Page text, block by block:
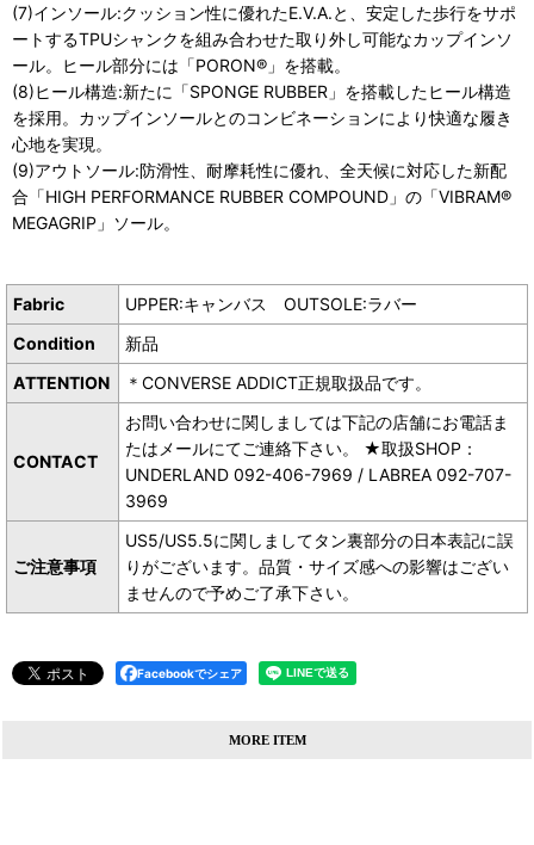
(7)インソール:クッション性に優れたE.V.A.と、安定した歩行をサポ
ートするTPUシャンクを組み合わせた取り外し可能なカップインソ
ール。ヒール部分には「PORON®」を搭載。
(8)ヒール構造:新たに「SPONGE RUBBER」を搭載したヒール構造
を採用。カップインソールとのコンビネーションにより快適な履き
心地を実現。
(9)アウトソール:防滑性、耐摩耗性に優れ、全天候に対応した新配
合「HIGH PERFORMANCE RUBBER COMPOUND」の「VIBRAM®
MEGAGRIP」ソール。
Fabric
UPPER:キャンバス OUTSOLE:ラバー
Condition
新品
ATTENTION
＊CONVERSE ADDICT正規取扱品です。
CONTACT
お問い合わせに関しましては下記の店舗にお電話ま
たはメールにてご連絡下さい。 ★取扱SHOP：
UNDERLAND 092-406-7969 / LABREA 092-707-
3969
ご注意事項
US5/US5.5に関しましてタン裏部分の日本表記に誤
りがございます。品質・サイズ感への影響はござい
ませんので予めご了承下さい。
Facebookでシェア
MORE ITEM